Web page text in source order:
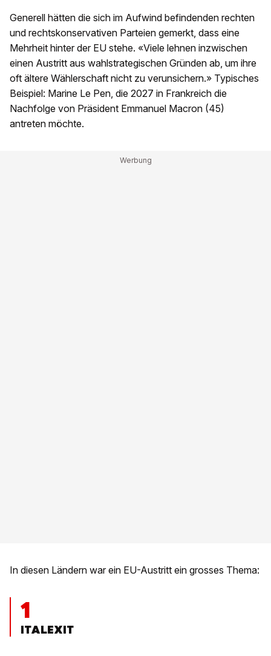
Generell hätten die sich im Aufwind befindenden rechten
und rechtskonservativen Parteien gemerkt, dass eine
Mehrheit hinter der EU stehe. «Viele lehnen inzwischen
einen Austritt aus wahlstrategischen Gründen ab, um ihre
oft ältere Wählerschaft nicht zu verunsichern.» Typisches
Beispiel: Marine Le Pen, die 2027 in Frankreich die
Nachfolge von Präsident Emmanuel Macron (45)
antreten möchte.
In diesen Ländern war ein EU-Austritt ein grosses Thema:
1
ITALEXIT